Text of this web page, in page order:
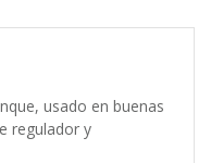
usado en buenas
regulador y